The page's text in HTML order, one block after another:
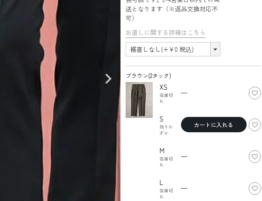
送となります（※返品交換対応不
可）
お直しに関する詳細はこちら
ブラウン(2タック)
XS
在庫切
れ
—
S
残りわ
ずか
カートに入れる
M
在庫切
れ
—
L
在庫切
れ
—